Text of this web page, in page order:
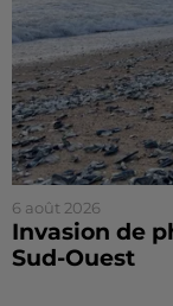
6 août 2026
Invasion de
Sud-Ouest